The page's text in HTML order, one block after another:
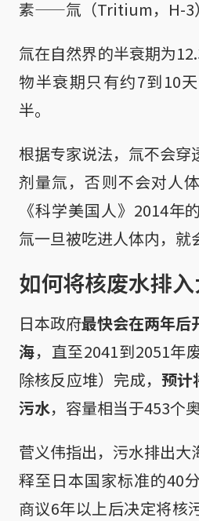
素——氚（Tritium，H-3
氚在自然界的半衰期为
物半衰期只有约7到10
半。
根据专家说法，氚不会穿
剂量氚，否则不会对人
《科学美国人》2014年
氚一旦被吃进人体内，就
如何将核废水排入
日本政府最快会在两年后
海，直至2041到2051年
除核反应堆）完成， 预计
污水，容量相当于453个
菅义伟指出，污水排出大
释至日本国家标准的40
商议6年以上后决定将核